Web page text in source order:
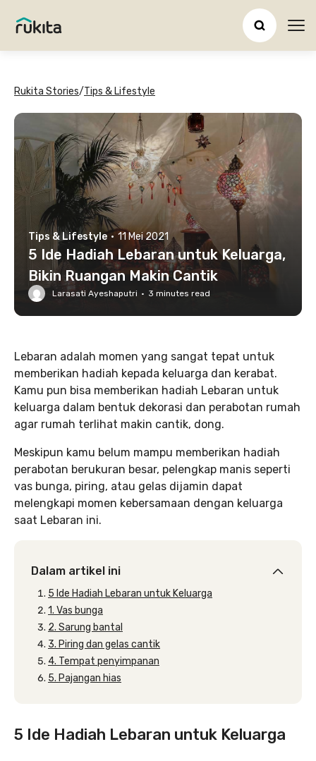
Rukita Stories/Tips & Lifestyle
Tips & Lifestyle · 11 Mei 2021
5 Ide Hadiah Lebaran untuk Keluarga,
Bikin Ruangan Makin Cantik
Larasati Ayeshaputri · 3 minutes read
Lebaran adalah momen yang sangat tepat untuk
memberikan hadiah kepada keluarga dan kerabat.
Kamu pun bisa memberikan hadiah Lebaran untuk
keluarga dalam bentuk dekorasi dan perabotan rumah
agar rumah terlihat makin cantik, dong.
Meskipun kamu belum mampu memberikan hadiah
perabotan berukuran besar, pelengkap manis seperti
vas bunga, piring, atau gelas dijamin dapat
melengkapi momen kebersamaan dengan keluarga
saat Lebaran ini.
Dalam artikel ini
5 Ide Hadiah Lebaran untuk Keluarga
1. Vas bunga
2. Sarung bantal
3. Piring dan gelas cantik
4. Tempat penyimpanan
5. Pajangan hias
5 Ide Hadiah Lebaran untuk Keluarga